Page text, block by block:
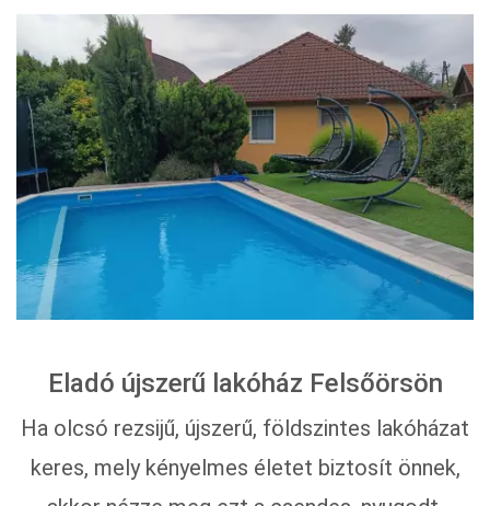
Eladó újszerű lakóház Felsőörsön
Ha olcsó rezsijű, újszerű, földszintes lakóházat
keres, mely kényelmes életet biztosít önnek,